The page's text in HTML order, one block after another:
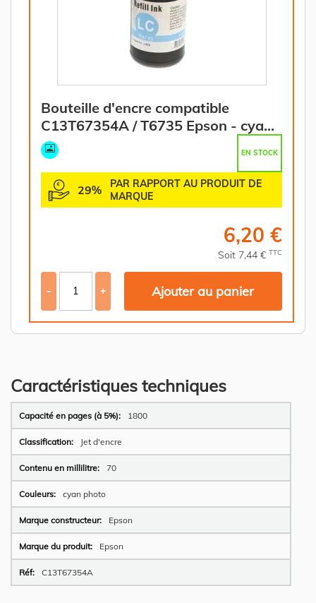
Bouteille d'encre compatible
C13T67354A / T6735 Epson - cyan
photo
EN STOCK
29%
PAR RAPPORT AU PRODUIT DE
MARQUE
6,20 €
Soit 7,44 € TTC
- + Ajouter au panier
Caractéristiques techniques
Plus
d’information
1800
Jet d'encre
70
cyan photo
Epson
Epson
C13T67354A